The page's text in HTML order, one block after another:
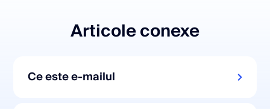
Articole conexe
Ce este e-mailul